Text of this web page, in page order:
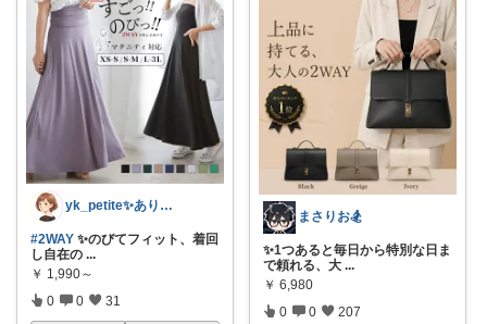
yk_petite✨ありがとう😊
#2WAY ✨のびてフィット、着回
し自在の ...
￥ 1,990～
0 0 31
まさりお🏂
✨1つあると毎日から特別な日ま
で頼れる、大 ...
￥ 6,980
0 0 207